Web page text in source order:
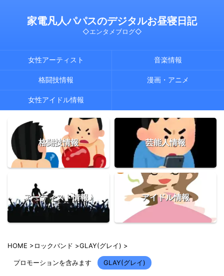
家電凡人パパスのデジタルお昼寝日記
◇エンタメブログ◇
女性アーティスト 音楽情報
格闘技情報 漫画・アニメ
女性アイドル情報
格闘技情報 芸能人情報
アーティスト情報♪ アイドル情報
HOME >ロックバンド >GLAY(グレイ) >
プロモーションを含みます GLAY(グレイ)